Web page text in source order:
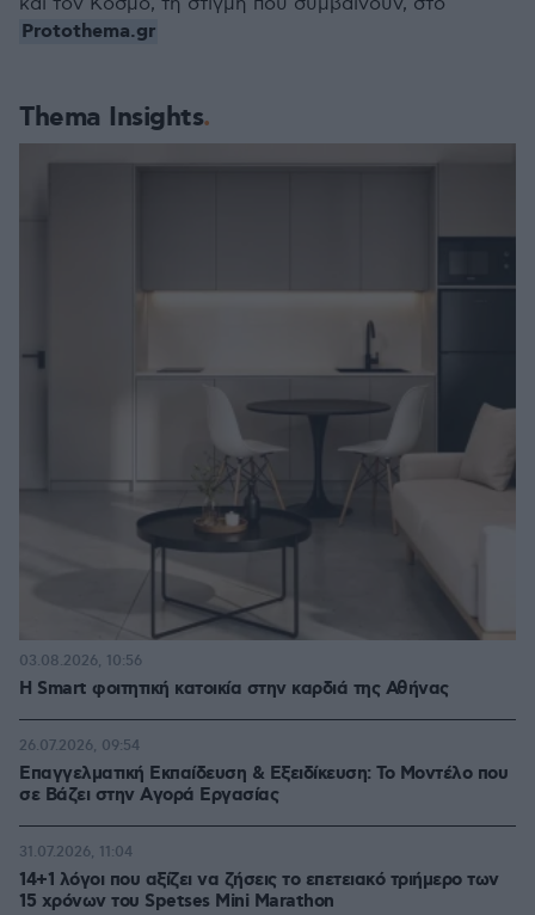
Thema Insights
Η Smart φοιτητική κατοικία στην καρδιά της Αθήνας
03.08.2026, 10:56
Επαγγελματική Εκπαίδευση & Εξειδίκευση: Το Mοντέλο που
σε Bάζει στην Aγορά Eργασίας
26.07.2026, 09:54
14+1 λόγοι που αξίζει να ζήσεις το επετειακό τριήμερο των
15 χρόνων του Spetses Mini Marathon
31.07.2026, 11:04
Protothema.gr